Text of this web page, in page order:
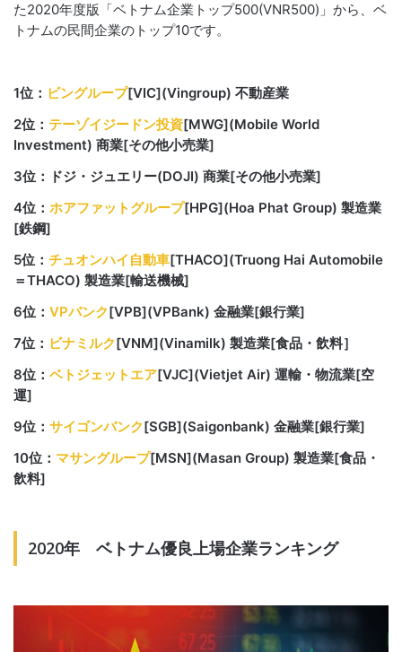
た2020年度版「ベトナム企業トップ500(VNR500)」から、ベ
トナムの民間企業のトップ10です。
1位： ビングループ[VIC](Vingroup) 不動産業
2位： テーゾイジードン投資[MWG](Mobile World
Investment) 商業[その他小売業]
3位：ドジ・ジュエリー(DOJI) 商業[その他小売業]
4位： ホアファットグループ[HPG](Hoa Phat Group) 製造業
[鉄鋼]
5位： チュオンハイ自動車[THACO](Truong Hai Automobile
＝THACO) 製造業[輸送機械]
6位： VPバンク[VPB](VPBank) 金融業[銀行業]
7位： ビナミルク[VNM](Vinamilk) 製造業[食品・飲料］
8位： ベトジェットエア[VJC](Vietjet Air) 運輸・物流業[空
運]
9位： サイゴンバンク[SGB](Saigonbank) 金融業[銀行業]
10位： マサングループ[MSN](Masan Group) 製造業[食品・
飲料]
2020年 ベトナム優良上場企業ランキング